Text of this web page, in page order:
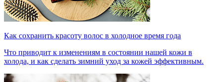
Как сохранить красоту волос в холодное время года
Что приводит к изменениям в состоянии нашей кожи в
холода, и как сделать зимний уход за кожей эффективным.